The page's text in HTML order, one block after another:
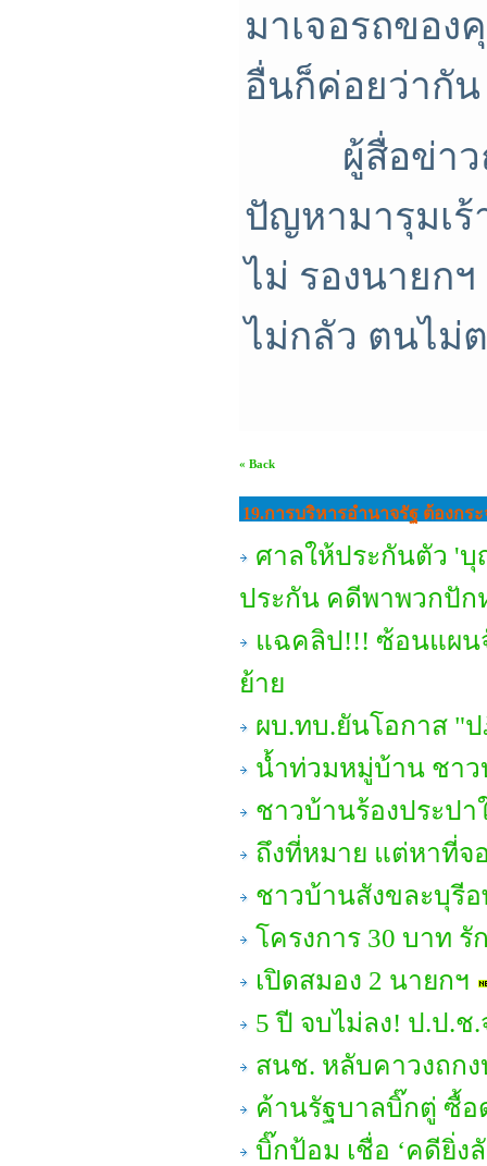
มาเจอรถของ
อื่นก็ค่อยว่ากั
ผู้สื่อข่าวถา
ปัญหามารุมเร้
ไม่ รองนายก
ไม่กลัว ตนไม่
« Back
19.การบริหารอํานาจรัฐ ต้องก
ศาลให้ประกันตัว '
ประกัน คดีพาพวกปั
แฉคลิป!!! ซ้อนแผน
ย้าย
ผบ.ทบ.ยันโอกาส "
น้ำท่วมหมู่บ้าน ชาว
ชาวบ้านร้องประปา
ถึงที่หมาย แต่หาที่จ
ชาวบ้านสังขละบุรี
โครงการ 30 บาท รั
เปิดสมอง 2 นายกฯ
5 ปี จบไม่ลง! ป.ป.ช
สนช. หลับคาวงถก
ค้านรัฐบาลบิ๊กตู่ ซื้อ
บิ๊กป้อม เชื่อ ‘คดียิ่ง